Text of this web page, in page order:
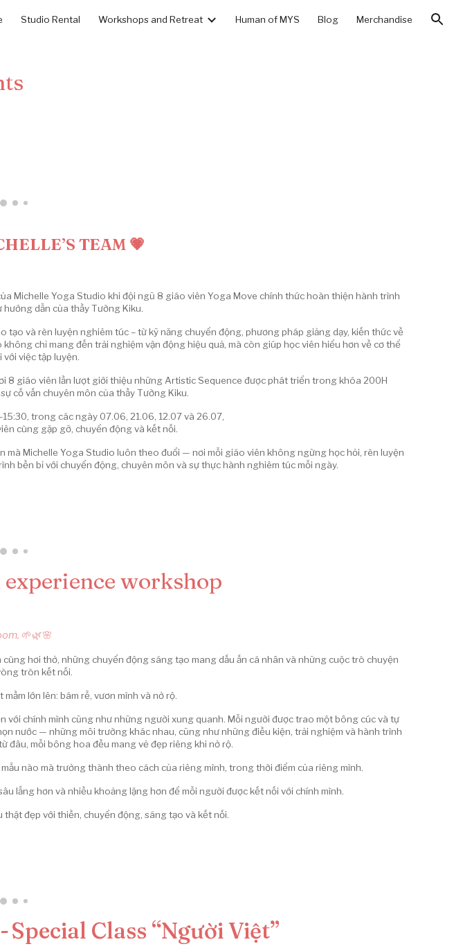
Skip to navigation
Studio Rental Workshops and Retreat Human of MYS Blog Merchandise
TEAM 💗
Michelle Yoga Studio khi đội ngũ 8 giáo viên Yoga Move chính thức hoàn thiện hành trình
dẫn của thầy Tường Kiku.
và rèn luyện nghiêm túc – từ kỹ năng chuyển động, phương pháp giảng dạy, kiến thức về
chỉ mang đến trải nghiệm vận động hiệu quả, mà còn giúp học viên hiểu hơn về cơ thể
việc tập luyện.
8 giáo viên lần lượt giới thiệu những Artistic Sequence được phát triển trong khóa 200H
cố vấn chuyên môn của thầy Tường Kiku.
trong các ngày 07.06, 21.06, 12.07 và 26.07,
cùng gặp gỡ, chuyển động và kết nối.
Michelle Yoga Studio luôn theo đuổi — nơi mỗi giáo viên không ngừng học hỏi, rèn luyện
bền bỉ với chuyển động, chuyên môn và sự thực hành nghiêm túc mỗi ngày.
experience workshop
🌱🌿🌸
hơi thở, những chuyển động sáng tạo mang dấu ấn cá nhân và những cuộc trò chuyện
tròn kết nối.
lớn lên: bám rễ, vươn mình và nở rộ.
với chính mình cũng như những người xung quanh. Mỗi người được trao một bông cúc và tự
nước — những môi trường khác nhau, cũng như những điều kiện, trải nghiệm và hành trình
đâu, mỗi bông hoa đều mang vẻ đẹp riêng khi nở rộ.
nào mà trưởng thành theo cách của riêng mình, trong thời điểm của riêng mình.
lắng hơn và nhiều khoảng lặng hơn để mỗi người được kết nối với chính mình.
đẹp với thiền, chuyển động, sáng tạo và kết nối.
-Special Class “Người Việt”